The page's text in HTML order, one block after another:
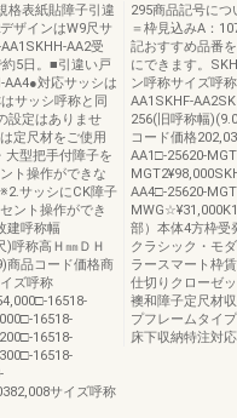
格表紙貼障子引違
ザインはW9尺サ
AA2受
5日。■引違い戸
AA4●対応サッシは
サッシ呼称と同
設定はありませ
定尺材をご使用
大型把手付障子を
ト操作ができな
サッシにCK障子
ント操作ができ
建呼称幅
)呼称高Ｈ㎜ＤＨ
商品コード価格商
ズ呼称
16518-
16518-
16518-
16518-
サイズ呼称
295商品記号に
＝枠見込みA：
記おすすめ品番
にできます。
ン呼称サイズ呼
AA1SKHF-
256(旧呼称幅
コード価格
AA1□-25620-
AA4□-25620-
部）本体4方枠受
クラシック・モ
ラースマート枠
仕切りクローゼ
襖和障子定尺材
プフレームタイ
床下収納特注対